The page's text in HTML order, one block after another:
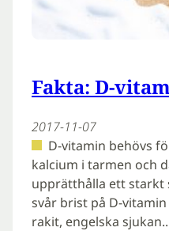
Fakta: D-
2017-11-07
D-vitamin behövs
kalcium i tarmen och
upprätthålla ett starkt
svår brist på D-
rakit, engelska